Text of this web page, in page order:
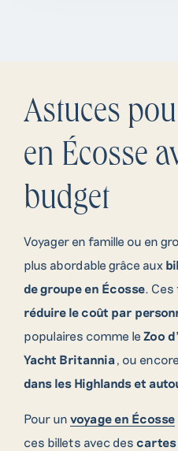
Astuces
en Écosse
budget
Voyager en famille ou en
plus abordable grâce aux
de groupe en Écosse.
réduire le coût par
populaires comme le Zoo
Yacht Britannia, ou
dans les Highlands et
Pour un voyage en Écosse
ces billets avec des cartes